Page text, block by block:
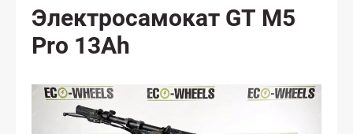
Электросамокат GT M5
Pro 13Ah